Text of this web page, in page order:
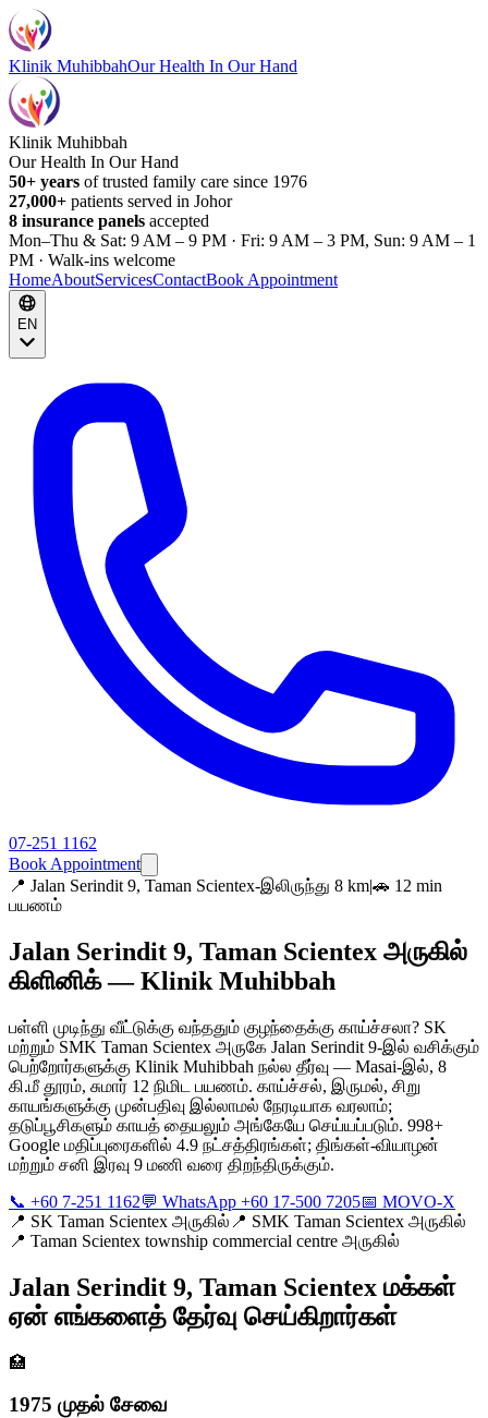
Klinik MuhibbahOur Health In Our Hand
Klinik Muhibbah
Our Health In Our Hand
50+ years of trusted family care since 1976
27,000+ patients served in Johor
8 insurance panels accepted
Mon–Thu & Sat: 9 AM – 9 PM · Fri: 9 AM – 3 PM, Sun: 9 AM – 1
PM · Walk-ins welcome
HomeAboutServicesContactBook Appointment
EN
07-251 1162
Book Appointment
📍 Jalan Serindit 9, Taman Scientex-இலிருந்து 8 km|🚗 12 min
பயணம்
Jalan Serindit 9, Taman Scientex அருகில்
கிளினிக் — Klinik Muhibbah
பள்ளி முடிந்து வீட்டுக்கு வந்ததும் குழந்தைக்கு காய்ச்சலா? SK
மற்றும் SMK Taman Scientex அருகே Jalan Serindit 9-இல் வசிக்கும்
பெற்றோர்களுக்கு Klinik Muhibbah நல்ல தீர்வு — Masai-இல், 8
கி.மீ தூரம், சுமார் 12 நிமிட பயணம். காய்ச்சல், இருமல், சிறு
காயங்களுக்கு முன்பதிவு இல்லாமல் நேரடியாக வரலாம்;
தடுப்பூசிகளும் காயத் தையலும் அங்கேயே செய்யப்படும். 998+
Google மதிப்புரைகளில் 4.9 நட்சத்திரங்கள்; திங்கள்-வியாழன்
மற்றும் சனி இரவு 9 மணி வரை திறந்திருக்கும்.
📞 +60 7-251 1162💬 WhatsApp +60 17-500 7205📅 MOVO-X
📍 SK Taman Scientex அருகில் 📍 SMK Taman Scientex அருகில்
📍 Taman Scientex township commercial centre அருகில்
Jalan Serindit 9, Taman Scientex மக்கள்
ஏன் எங்களைத் தேர்வு செய்கிறார்கள்
🏥
1975 முதல் சேவை